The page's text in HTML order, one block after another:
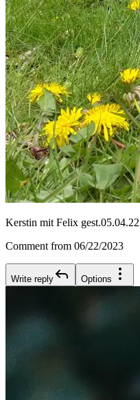
Kerstin mit Felix gest.05.04.22
Comment from 06/22/2023
Write reply Options